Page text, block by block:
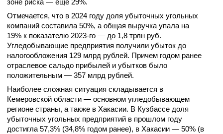
зоне риска — еще 29%.
Отмечается, что в 2024 году доля убыточных угольных
компаний составила 50%, а общая выручка упала на
19% к показателю 2023-го — до 1,8 трлн руб.
Угледобывающие предприятия получили убыток до
налогообложения 129 млрд рублей. Причем годом ранее
отраслевое сальдо прибылей и убытков было
положительным — 357 млрд рублей.
Наиболее сложная ситуация складывается в
Кемеровской области — основном угледобывающем
регионе страны, а также в Хакасии. В Кузбассе доля
убыточных угольных предприятий в прошлом году
достигла 57,3% (34,8% годом ранее), в Хакасии — 50% (в